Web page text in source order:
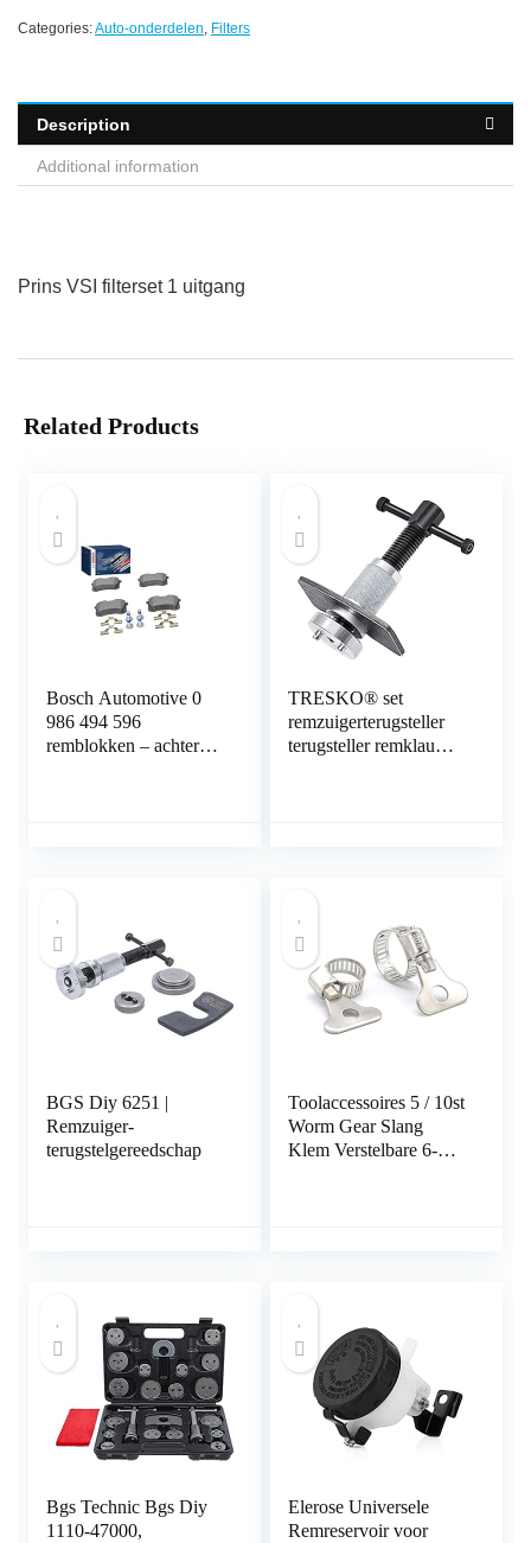
Categories:Auto-onderdelen, Filters
Description
Additional information
Prins VSI filterset 1 uitgang
Related Products
Bosch Automotive 0
986 494 596
remblokken – achteras
TRESKO® set
remzuigerterugsteller
terugsteller remklauw
universeel
BGS Diy 6251 |
Remzuiger-
terugstelgereedschap
Toolaccessoires 5 / 10st
Worm Gear Slang
Klem Verstelbare 6-
Bgs Technic Bgs Diy
1110-47000,
Elerose Universele
Remreservoir voor